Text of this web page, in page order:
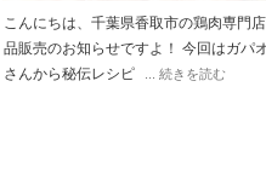
こんにちは、千葉県香取市の鶏肉専門
品販売のお知らせですよ！ 今回はガ
さんから秘伝レシピ
... 続きを読む